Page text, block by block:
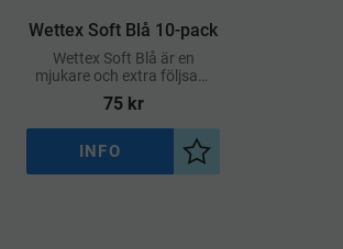
Wettex Soft Blå 10-pack
Wettex Soft Blå är en
mjukare och extra följsam
variant av den klassiska
svampduken
75kr
Lägg till i önskelista
INFO